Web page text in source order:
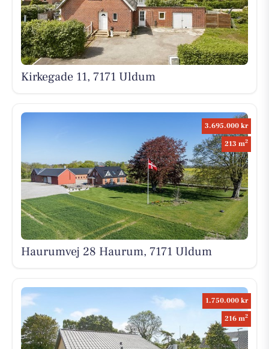
Kirkegade 11, 7171 Uldum
3.695.000 kr
213 m2
Haurumvej 28 Haurum, 7171 Uldum
1.750.000 kr
216 m2